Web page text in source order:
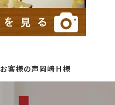
お客様の声岡崎Ｈ様